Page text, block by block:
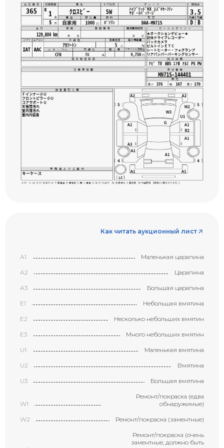
Как читать аукционный лист
А1 Маленькая царапина
А2 Царапина
А3 Большая царапина
Е1 Небольшая вмятина
Е2 Несколько небольших вмятин
Е3 Много небольших вмятин
U1 Маленькая вмятина
U2 Вмятина
U3 Большая вмятина
W1
Ремонт/покраска (едва
обнаружимые)
W2 Ремонт/покраска (заментные)
Ремонт/покраска (очень
заментные, должно быть